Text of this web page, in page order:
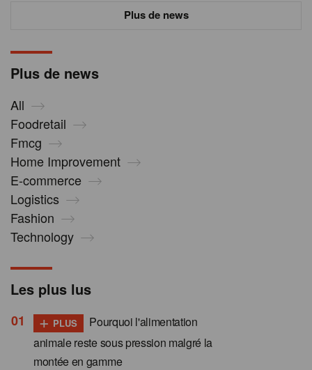
Plus de news
All
Foodretail
Fmcg
Home Improvement
E-commerce
Logistics
Fashion
Technology
Plus de news
Les plus lus
+ PLUS
Pourquoi l'alimentation
animale reste sous pression malgré la
montée en gamme